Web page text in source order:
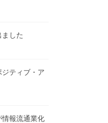
ました
ジティブ・ア
情報流通業化